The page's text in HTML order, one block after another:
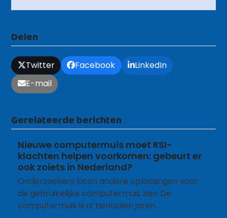
Delen
Twitter Facebook
LinkedIn
E-mail
Gerelateerde berichten
Nieuwe computermuis moet RSI-
klachten helpen voorkomen: gebeurt er
ook zoiets in Nederland?
Onderzoekers laten andere oplossingen voor
de gebruikelijke computermuis zien De
computermuis is al tientallen jaren…